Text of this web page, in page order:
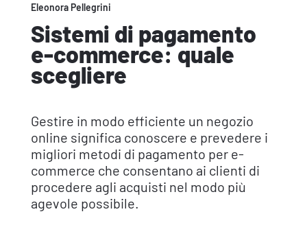
Eleonora Pellegrini
Sistemi di pagamento
e-commerce: quale
scegliere
Gestire in modo efficiente un negozio
online significa conoscere e prevedere i
migliori metodi di pagamento per e-
commerce che consentano ai clienti di
procedere agli acquisti nel modo più
agevole possibile.